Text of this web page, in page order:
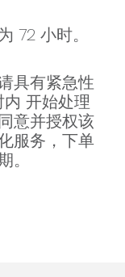
72 小时。
具有紧急性
开始处理
意并授权该
服务，下单